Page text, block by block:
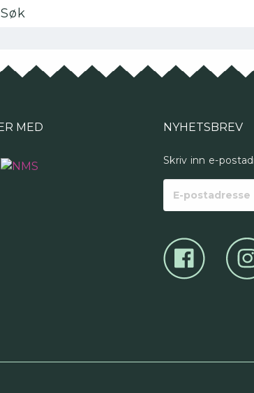
MED NYHETSBREV
Skriv inn e-
postadresse